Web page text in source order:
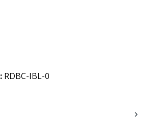
ist zurzeit nicht verfügbar.)
RDBC-IBL-0